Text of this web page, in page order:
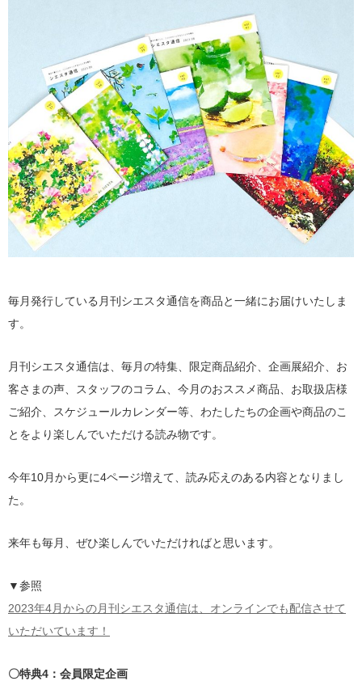
毎月発行している月刊シエスタ通信を商品と一緒にお届けいたしま
す。
月刊シエスタ通信は、毎月の特集、限定商品紹介、企画展紹介、お
客さまの声、スタッフのコラム、今月のおススメ商品、お取扱店様
ご紹介、スケジュールカレンダー等、わたしたちの企画や商品のこ
とをより楽しんでいただける読み物です。
今年10月から更に4ページ増えて、読み応えのある内容となりまし
た。
来年も毎月、ぜひ楽しんでいただければと思います。
▼参照
2023年4月からの月刊シエスタ通信は、オンラインでも配信させて
いただいています！
〇特典4：会員限定企画